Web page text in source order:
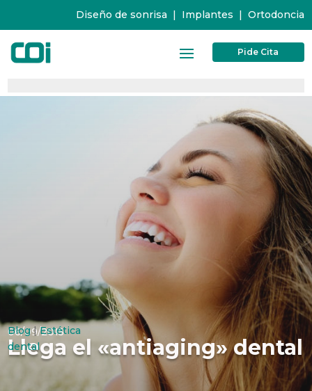
Diseño de sonrisa | Implantes | Ortodoncia
Pide Cita
Llega el «antiaging» dental
06/09/2015
Blog|Estética
dental